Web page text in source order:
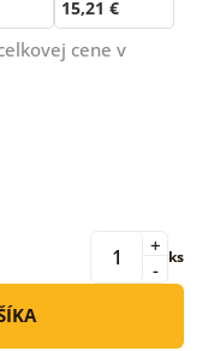
15,21 €
cene v
-
+ ks